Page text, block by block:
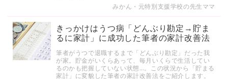
みかん・元特別支援学校の先生ママ
きっかけはうつ病「どんぶり勘定→貯ま
るに家計」に成功した筆者の家計改善法
筆者がうつで退職するまで「どんぶり勘定」だった我
が家。貯金がいくらあって、毎月いくらで生活してい
るのかも把握していない状態…。この状況から「貯まる
家計」に変貌した筆者の家計改善法をご紹介します。